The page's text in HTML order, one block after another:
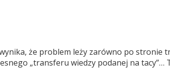
że problem leży zarówno po
„transferu wiedzy podanej na